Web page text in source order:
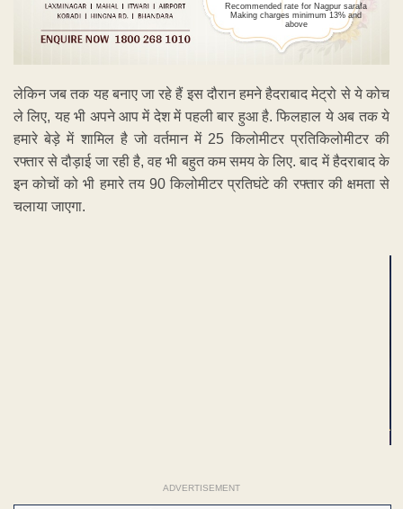
Recommended rate for Nagpur sarafa
Making charges minimum 13% and
above
लेकिन जब तक यह बनाए जा रहे हैं इस दौरान हमने हैदराबाद मेट्रो से ये कोच
ले लिए, यह भी अपने आप में देश में पहली बार हुआ है. फिलहाल ये अब तक ये
हमारे बेड़े में शामिल है जो वर्तमान में 25 किलोमीटर प्रतिकिलोमीटर की
रफ्तार से दौड़ाई जा रही है, वह भी बहुत कम समय के लिए. बाद में हैदराबाद के
इन कोचों को भी हमारे तय 90 किलोमीटर प्रतिघंटे की रफ्तार की क्षमता से
चलाया जाएगा.
ADVERTISEMENT